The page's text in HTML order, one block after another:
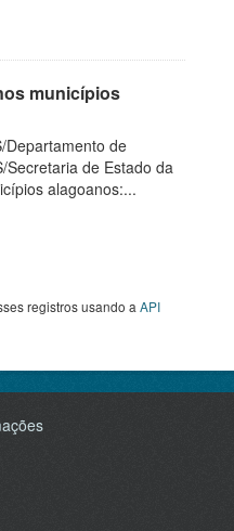
municípios
Departamento de
Secretaria de Estado da
alagoanos:...
registros usando a API